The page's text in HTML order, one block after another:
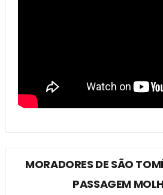
MORADORES DE SÃO
PASSAGEM